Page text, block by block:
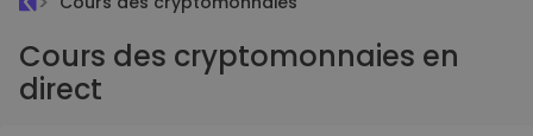
Cours des cryptomonnaies en
direct